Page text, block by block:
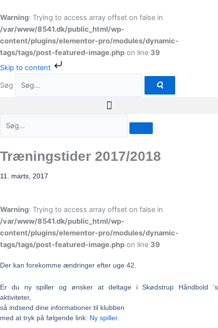
Warning: Trying to access array offset on false in
/var/www/8541.dk/public_html/wp-
content/plugins/elementor-pro/modules/dynamic-
tags/tags/post-featured-image.php on line 39
Skip to content
til
indholdet
Søg
Træningstider 2017/2018
11. marts, 2017
Warning: Trying to access array offset on false in
/var/www/8541.dk/public_html/wp-
content/plugins/elementor-pro/modules/dynamic-
tags/tags/post-featured-image.php on line 39
Der kan forekomme ændringer efter uge 42.
Er du ny spiller og ønsker at deltage i Skødstrup Håndbold ‘s
aktiviteter,
så indsend dine informationer til klubben
med at tryk på følgende link: Ny spiller.